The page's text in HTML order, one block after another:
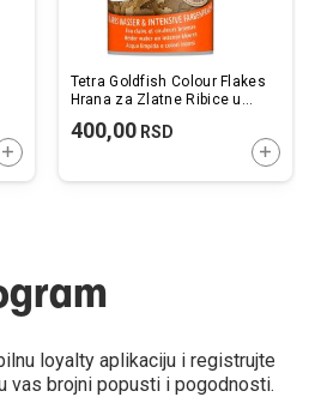
DODAJTE U KORPU
Tetra Goldfish Colour Flakes
Hrana za Zlatne Ribice u
400,00RSD
loyalty aplikaciju i registrujte
vas brojni popusti i pogodnosti.